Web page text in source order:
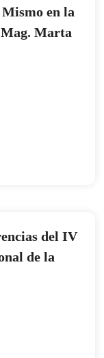
en la
Marta
del IV
de la